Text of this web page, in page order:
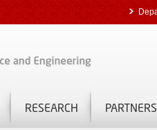
RESEARCH PARTNERS